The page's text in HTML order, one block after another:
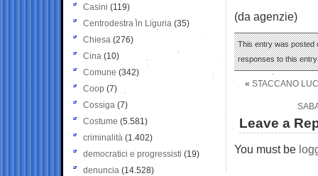
(da agenzie)
This entry was posted
responses to this
« STACCANO
Leave a
You must be
Casini (119)
Centrodestra in Liguria (35)
Chiesa (276)
Cina (10)
Comune (342)
Coop (7)
Cossiga (7)
Costume (5.581)
criminalità (1.402)
democratici e progressisti (19)
denuncia (14.528)